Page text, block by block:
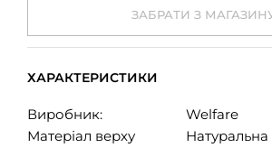
ЗАБРАТИ З
ХАРАКТЕРИСТИКИ
Виробник:
Welfare
Матеріал верху
Натуральна